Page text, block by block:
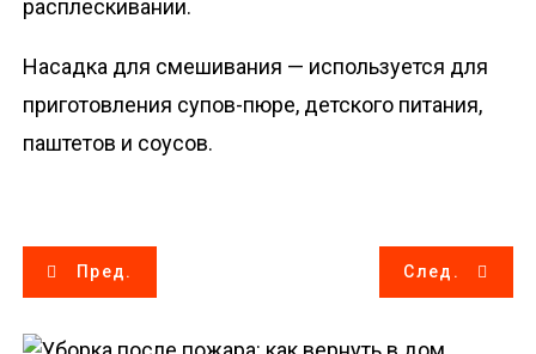
расплескивании.
Насадка для смешивания — используется для
приготовления супов-пюре, детского питания,
паштетов и соусов.
Н
а
Пред. След.